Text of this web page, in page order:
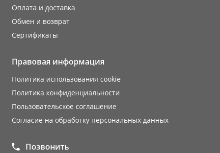
Оплата и доставка
Обмен и возврат
Сертификаты
Правовая информация
Политика использования cookie
Политика конфиденциальности
Пользовательское соглашение
Согласие на обработку персональных данных
Позвонить